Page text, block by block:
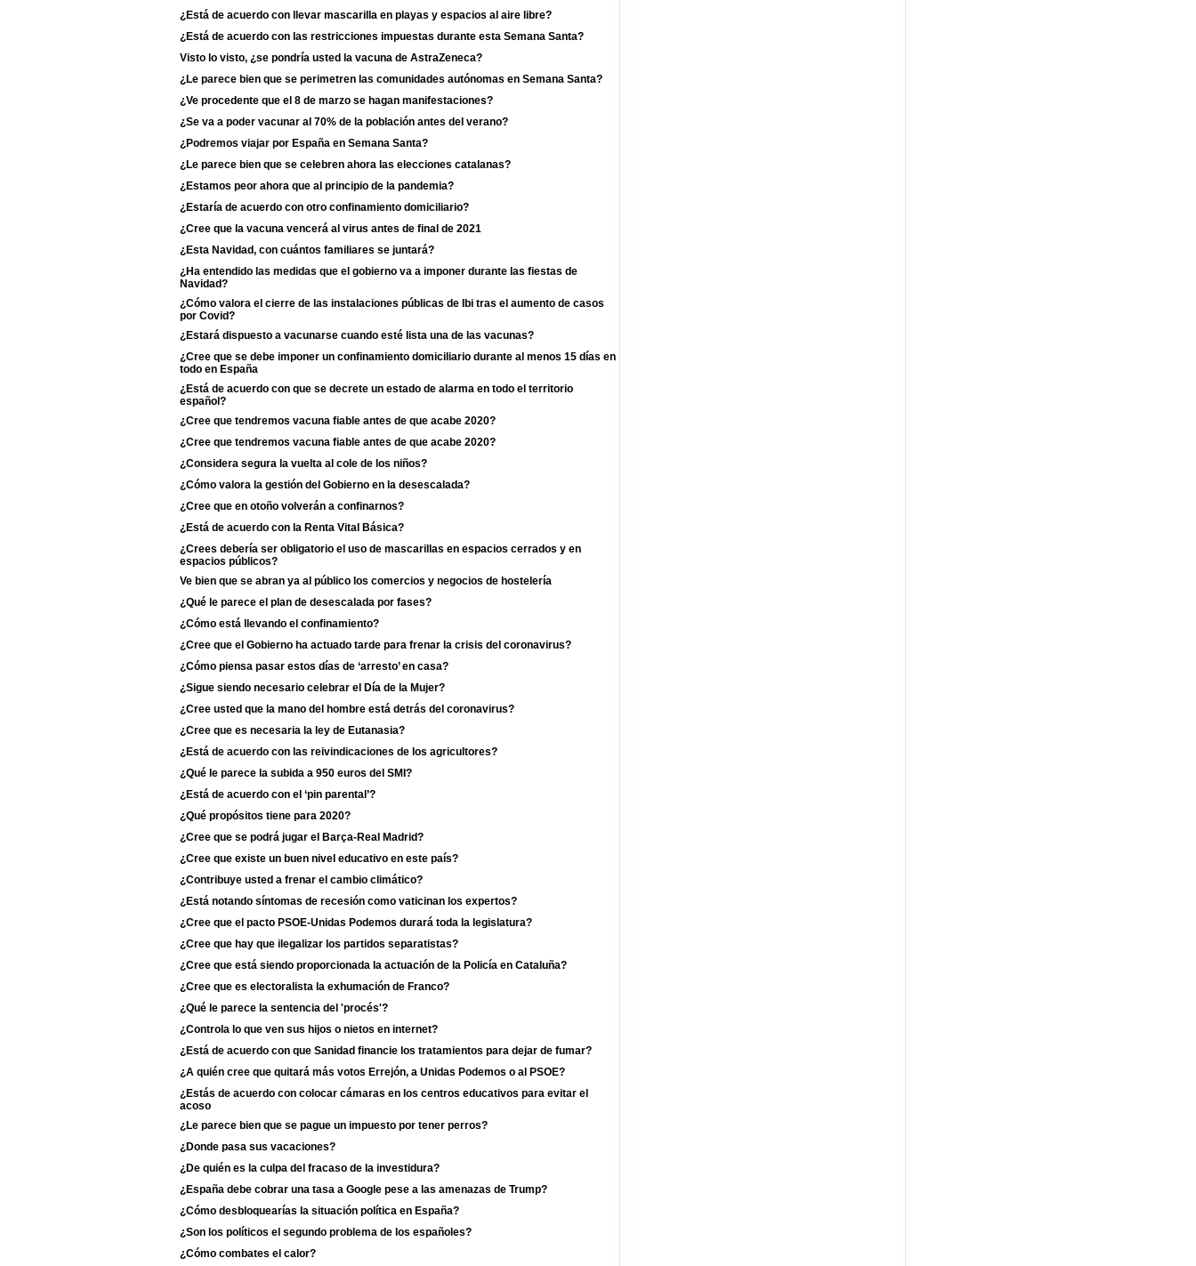
¿Está de acuerdo con llevar mascarilla en playas y espacios al aire libre?
¿Está de acuerdo con las restricciones impuestas durante esta Semana Santa?
Visto lo visto, ¿se pondría usted la vacuna de AstraZeneca?
¿Le parece bien que se perimetren las comunidades autónomas en Semana Santa?
¿Ve procedente que el 8 de marzo se hagan manifestaciones?
¿Se va a poder vacunar al 70% de la población antes del verano?
¿Podremos viajar por España en Semana Santa?
¿Le parece bien que se celebren ahora las elecciones catalanas?
¿Estamos peor ahora que al principio de la pandemia?
¿Estaría de acuerdo con otro confinamiento domiciliario?
¿Cree que la vacuna vencerá al virus antes de final de 2021
¿Esta Navidad, con cuántos familiares se juntará?
¿Ha entendido las medidas que el gobierno va a imponer durante las fiestas de
Navidad?
¿Cómo valora el cierre de las instalaciones públicas de Ibi tras el aumento de casos
por Covid?
¿Estará dispuesto a vacunarse cuando esté lista una de las vacunas?
¿Cree que se debe imponer un confinamiento domiciliario durante al menos 15 días en
todo en España
¿Está de acuerdo con que se decrete un estado de alarma en todo el territorio
español?
¿Cree que tendremos vacuna fiable antes de que acabe 2020?
¿Cree que tendremos vacuna fiable antes de que acabe 2020?
¿Considera segura la vuelta al cole de los niños?
¿Cómo valora la gestión del Gobierno en la desescalada?
¿Cree que en otoño volverán a confinarnos?
¿Está de acuerdo con la Renta Vital Básica?
¿Crees debería ser obligatorio el uso de mascarillas en espacios cerrados y en
espacios públicos?
Ve bien que se abran ya al público los comercios y negocios de hostelería
¿Qué le parece el plan de desescalada por fases?
¿Cómo está llevando el confinamiento?
¿Cree que el Gobierno ha actuado tarde para frenar la crisis del coronavirus?
¿Cómo piensa pasar estos días de ‘arresto’ en casa?
¿Sigue siendo necesario celebrar el Día de la Mujer?
¿Cree usted que la mano del hombre está detrás del coronavirus?
¿Cree que es necesaria la ley de Eutanasia?
¿Está de acuerdo con las reivindicaciones de los agricultores?
¿Qué le parece la subida a 950 euros del SMI?
¿Está de acuerdo con el ‘pin parental’?
¿Qué propósitos tiene para 2020?
¿Cree que se podrá jugar el Barça-Real Madrid?
¿Cree que existe un buen nivel educativo en este país?
¿Contribuye usted a frenar el cambio climático?
¿Está notando síntomas de recesión como vaticinan los expertos?
¿Cree que el pacto PSOE-Unidas Podemos durará toda la legislatura?
¿Cree que hay que ilegalizar los partidos separatistas?
¿Cree que está siendo proporcionada la actuación de la Policía en Cataluña?
¿Cree que es electoralista la exhumación de Franco?
¿Qué le parece la sentencia del 'procés'?
¿Controla lo que ven sus hijos o nietos en internet?
¿Está de acuerdo con que Sanidad financie los tratamientos para dejar de fumar?
¿A quién cree que quitará más votos Errejón, a Unidas Podemos o al PSOE?
¿Estás de acuerdo con colocar cámaras en los centros educativos para evitar el
acoso
¿Le parece bien que se pague un impuesto por tener perros?
¿Donde pasa sus vacaciones?
¿De quién es la culpa del fracaso de la investidura?
¿España debe cobrar una tasa a Google pese a las amenazas de Trump?
¿Cómo desbloquearías la situación política en España?
¿Son los políticos el segundo problema de los españoles?
¿Cómo combates el calor?